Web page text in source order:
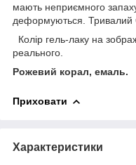
мають неприємного
деформуються. Тривалий
Колір гель-лаку на
реального.
Рожевий корал, емаль.
Приховати
Характеристики